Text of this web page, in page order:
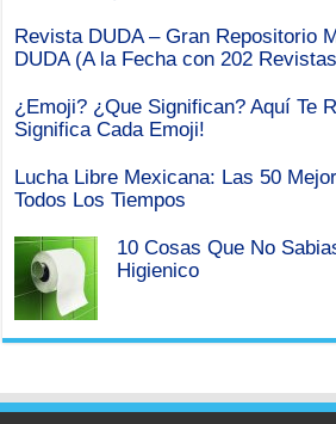
Revista DUDA – Gran Repositorio
DUDA (A la Fecha con 202
¿Emoji? ¿Que Significan? Aquí Te
Significa Cada Emoji!
Lucha Libre Mexicana: Las 50
Todos Los Tiempos
10 Cosas Que No
Higienico